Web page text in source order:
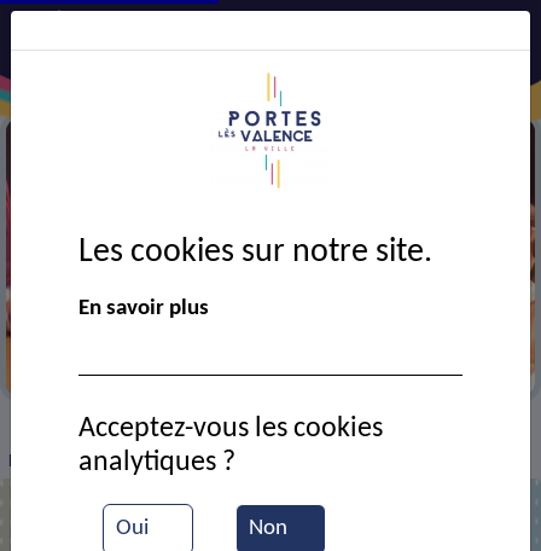
> VIE MUNICIPALE > Ressources documentaires
Festival AJT
Les cookies sur notre site.
En savoir plus
Oui Non
Acceptez-vous les cookies
analytiques ?